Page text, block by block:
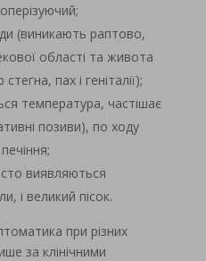
(виникають раптово,
області та живота
пах і геніталії);
температура, частішає
позиви), по ходу
виявляються
і великий пісок.
при різних
за клінічними